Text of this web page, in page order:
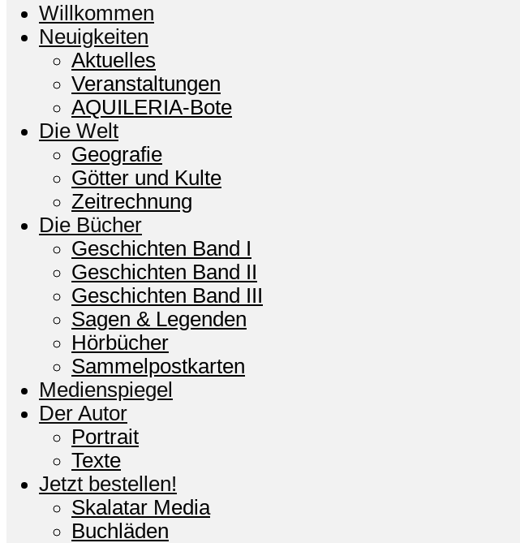
Willkommen
Neuigkeiten
Aktuelles
Veranstaltungen
AQUILERIA-Bote
Die Welt
Geografie
Götter und Kulte
Zeitrechnung
Die Bücher
Geschichten Band I
Geschichten Band II
Geschichten Band III
Sagen & Legenden
Hörbücher
Sammelpostkarten
Medienspiegel
Der Autor
Portrait
Texte
Jetzt bestellen!
Skalatar Media
Buchläden